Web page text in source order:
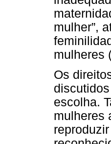
mulher”,
mulheres
Os
escolha.
mulheres